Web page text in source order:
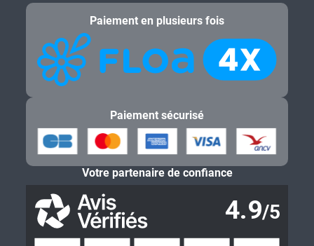
Paiement en plusieurs fois
Paiement sécurisé
Votre partenaire de confiance